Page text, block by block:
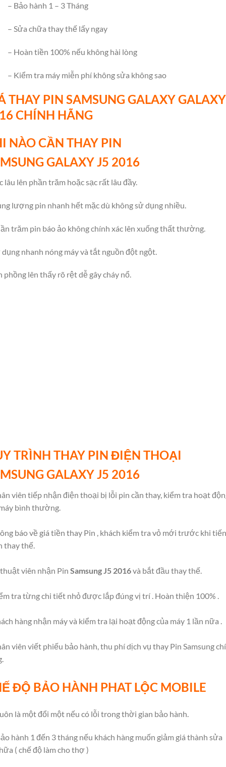
– Bảo hành 1 – 3 Tháng
– Sửa chữa thay thế lấy ngay
– Hoàn tiền 100% nếu không hài lòng
– Kiểm tra máy miễn phí không sửa không sao
THAY PIN SAMSUNGGALAXY
CHÍNH HÃNG
NÀO CẦN THAY PIN
GALAXYJ5 2016
lâu lên phần trăm hoặc sạc rất lâu đầy.
lượng pin nhanh hết mặc dù không sử dụng nhiều.
trăm pin báo ảo không chính xác lên xuống thất thường.
dụng nhanh nóng máy và tắt nguồn đột ngột.
phồng lên thấy rõ rệt dễ gây cháy nổ.
TRÌNH THAY PIN ĐIỆN THOẠI
GALAXYJ5 2016
viên tiếp nhận điện thoại bị lỗi pin cần thay, kiểm tra hoạt
bình thường.
báo về giá tiền thay Pin , khách kiểm tra vỏ mới trước khi tiến
thay thế.
viên nhận Pin Samsung J5 2016và bắt đầu thay thế.
tra từng chi tiết nhỏ được lắp đúng vị trí . Hoàn thiện 100% .
hàng nhận máy và kiểm tra lại hoạt động của máy 1 lần nữa .
viên viết phiếu bảo hành, thu phí dịch vụ thay Pin Samsung
ĐỘ BẢO HÀNH PHAT LỘC MOBILE
là một đổi một nếu có lỗi trong thời gian bảo hành.
hành 1 đến 3 tháng nếu khách hàng muốn giảm giá thành sửa
( chế độ làm cho thợ )